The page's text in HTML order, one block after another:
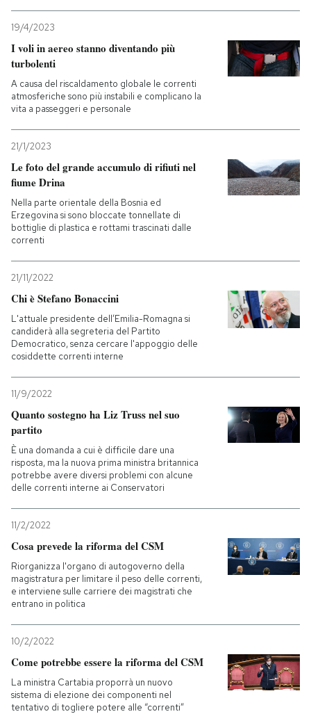
19/4/2023
I voli in aereo stanno diventando più
turbolenti
A causa del riscaldamento globale le correnti
atmosferiche sono più instabili e complicano la
vita a passeggeri e personale
21/1/2023
Le foto del grande accumulo di rifiuti nel
fiume Drina
Nella parte orientale della Bosnia ed
Erzegovina si sono bloccate tonnellate di
bottiglie di plastica e rottami trascinati dalle
correnti
21/11/2022
Chi è Stefano Bonaccini
L'attuale presidente dell’Emilia-Romagna si
candiderà alla segreteria del Partito
Democratico, senza cercare l'appoggio delle
cosiddette correnti interne
11/9/2022
Quanto sostegno ha Liz Truss nel suo
partito
È una domanda a cui è difficile dare una
risposta, ma la nuova prima ministra britannica
potrebbe avere diversi problemi con alcune
delle correnti interne ai Conservatori
11/2/2022
Cosa prevede la riforma del CSM
Riorganizza l'organo di autogoverno della
magistratura per limitare il peso delle correnti,
e interviene sulle carriere dei magistrati che
entrano in politica
10/2/2022
Come potrebbe essere la riforma del CSM
La ministra Cartabia proporrà un nuovo
sistema di elezione dei componenti nel
tentativo di togliere potere alle “correnti”